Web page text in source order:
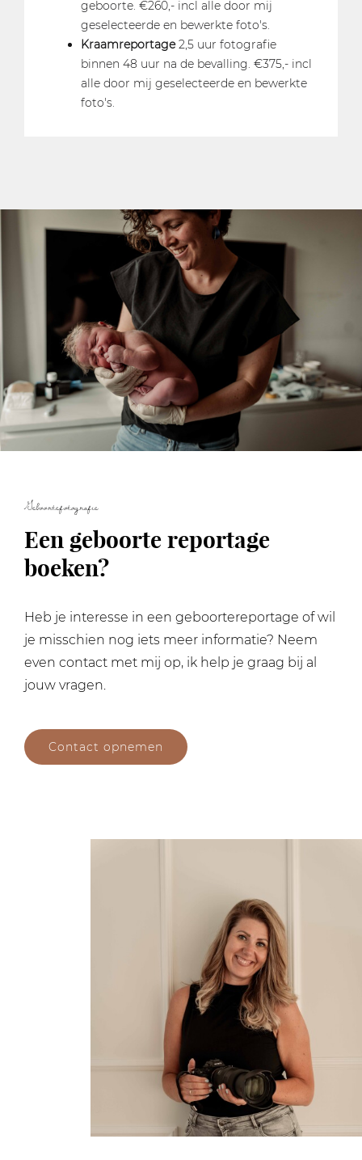
geboorte. €260,- incl alle door mij
geselecteerde en bewerkte foto's.
Kraamreportage2,5 uur fotografie
binnen 48 uur na de bevalling. €375,- incl
alle door mij geselecteerde en bewerkte
foto's.
Geboortefotografie
Een geboorte reportage
boeken?
Heb je interesse in een geboortereportage of wil
je misschien nog iets meer informatie? Neem
even contact met mij op, ik help je graag bij al
jouw vragen.
Contact opnemen